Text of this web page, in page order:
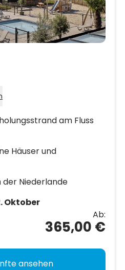
am Fluss
Häuser und
der Niederlande
Oktober
Ab:
365,00 €
ansehen